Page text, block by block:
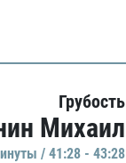
Грубость
Михаил
/ 41:28 - 43:28